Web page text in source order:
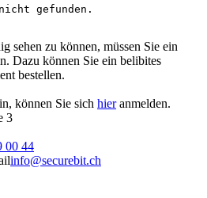
gefunden.
sehen zu können, müssen Sie ein
Dazu können Sie ein belibites
bestellen.
können Sie sich hieranmelden.
3
00 44
info@securebit.ch